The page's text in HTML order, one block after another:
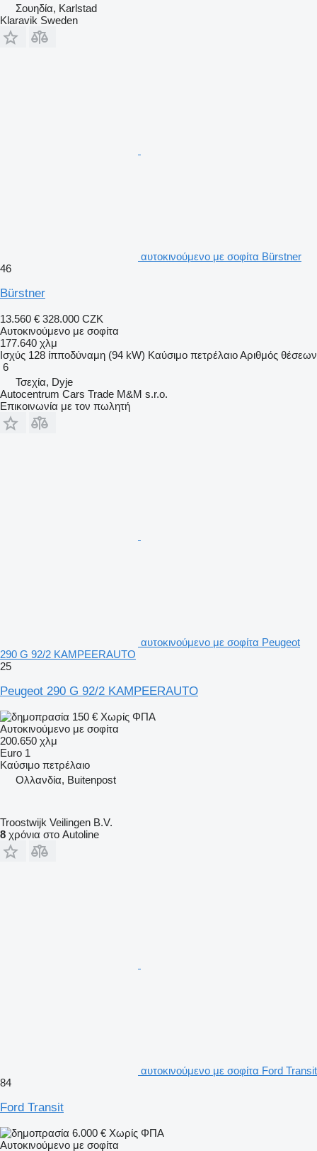
Σουηδία, Karlstad
Klaravik Sweden
αυτοκινούμενο με σοφίτα Bürstner
46
Bürstner
13.560 € 328.000 CZK
Αυτοκινούμενο με σοφίτα
177.640 χλμ
Ισχύς 128 ίπποδύναμη (94 kW) Καύσιμο πετρέλαιοΑριθμός θέσεων
6
Τσεχία, Dyje
Autocentrum Cars Trade M&M s.r.o.
Επικοινωνία με τον πωλητή
αυτοκινούμενο με σοφίτα Peugeot
290 G 92/2 KAMPEERAUTO
25
Peugeot 290 G 92/2 KAMPEERAUTO
150 € Χωρίς ΦΠΑ
Αυτοκινούμενο με σοφίτα
200.650 χλμ
Euro 1
Καύσιμο πετρέλαιο
Ολλανδία, Buitenpost
Troostwijk Veilingen B.V.
8 χρόνια στο Autoline
αυτοκινούμενο με σοφίτα Ford Transit
84
Ford Transit
6.000 € Χωρίς ΦΠΑ
Αυτοκινούμενο με σοφίτα